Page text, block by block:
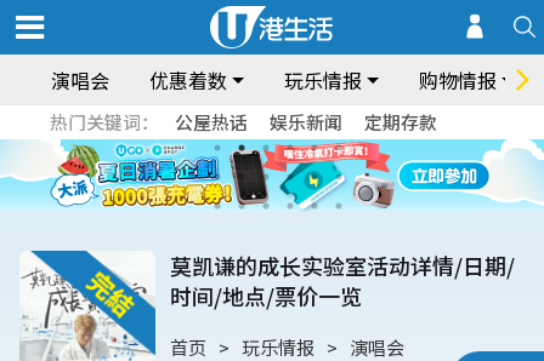
演唱会 优惠着数 玩乐情报 购物情报
热门关键词： 公屋热话 娱乐新闻 定期存款
莫凯谦的成长实验室活动详情/日期/
时间/地点/票价一览
首页 玩乐情报 演唱会